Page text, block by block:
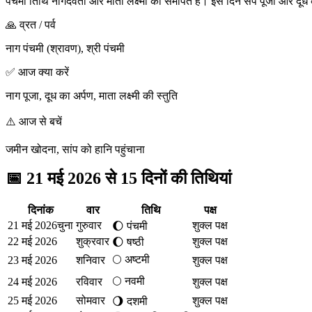
🙏 व्रत / पर्व
नाग पंचमी (श्रावण), श्री पंचमी
✅ आज क्या करें
नाग पूजा, दूध का अर्पण, माता लक्ष्मी की स्तुति
⚠️ आज से बचें
जमीन खोदना, सांप को हानि पहुंचाना
📅 21 मई 2026 से 15 दिनों की तिथियां
दिनांक वार तिथि
पक्ष
21 मई 2026चुना गुरुवार 🌔 पंचमी
शुक्ल पक्ष
22 मई 2026
शुक्रवार 🌔 षष्ठी
शुक्ल पक्ष
23 मई 2026
शनिवार 🌕 अष्टमी
शुक्ल पक्ष
24 मई 2026
रविवार 🌕 नवमी
शुक्ल पक्ष
25 मई 2026
सोमवार 🌖 दशमी
शुक्ल पक्ष